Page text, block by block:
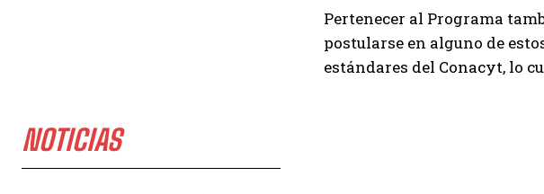
NOTICIAS
Pertenecer al Programa
postularse en alguno de
estándares del Conacyt, lo